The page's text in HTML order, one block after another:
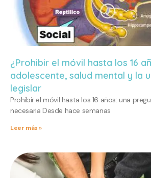
¿Prohibir el móvil hasta los 16
adolescente, salud mental y la
legislar
Prohibir el móvil hasta los 16 años: una
necesaria Desde hace semanas
Leer más »